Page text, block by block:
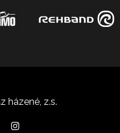
házené, z.s.